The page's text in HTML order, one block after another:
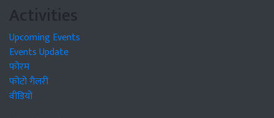
Activities
Upcoming Events
Events Update
फोरम
फोटो गैलरी
वीडियो